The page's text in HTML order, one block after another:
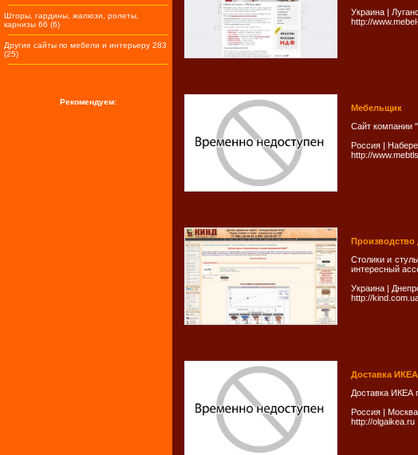
Шторы, гардины, жалюзи, ролеты,
карнизы 66 (6)
Другие сайты по мебели и интерьеру 283
(25)
Рекомендуем:
Украина |
http://
Мебельщик
Сайт компании
Россия |
http://
Производство
Столики и
интересный
Украина |
http://
Доставка
Доставка ИКЕА
Россия | Москва
http://olgaikea.ru